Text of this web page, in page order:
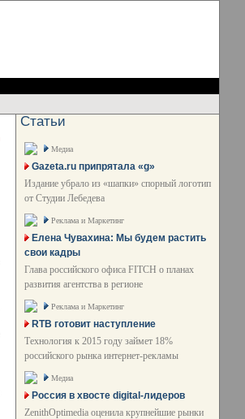
Статьи
Медиа
Gazeta.ru припрятала «g»
Издание убрало из «шапки» спорный логотип
от Студии Лебедева
Реклама и Маркетинг
Елена Чувахина: Мы будем растить
свои кадры
Глава российского офиса FITCH о планах
развития агентства в регионе
Реклама и Маркетинг
RTB готовит наступление
Технология к 2015 году займет 18%
российского рынка интернет-рекламы
Медиа
Россия в хвосте digital-лидеров
ZenithOptimedia оценила крупнейшие рынки